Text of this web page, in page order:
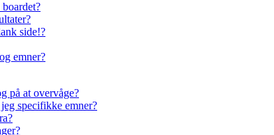
side!?
emner?
på at overvåge?
specifikke emner?